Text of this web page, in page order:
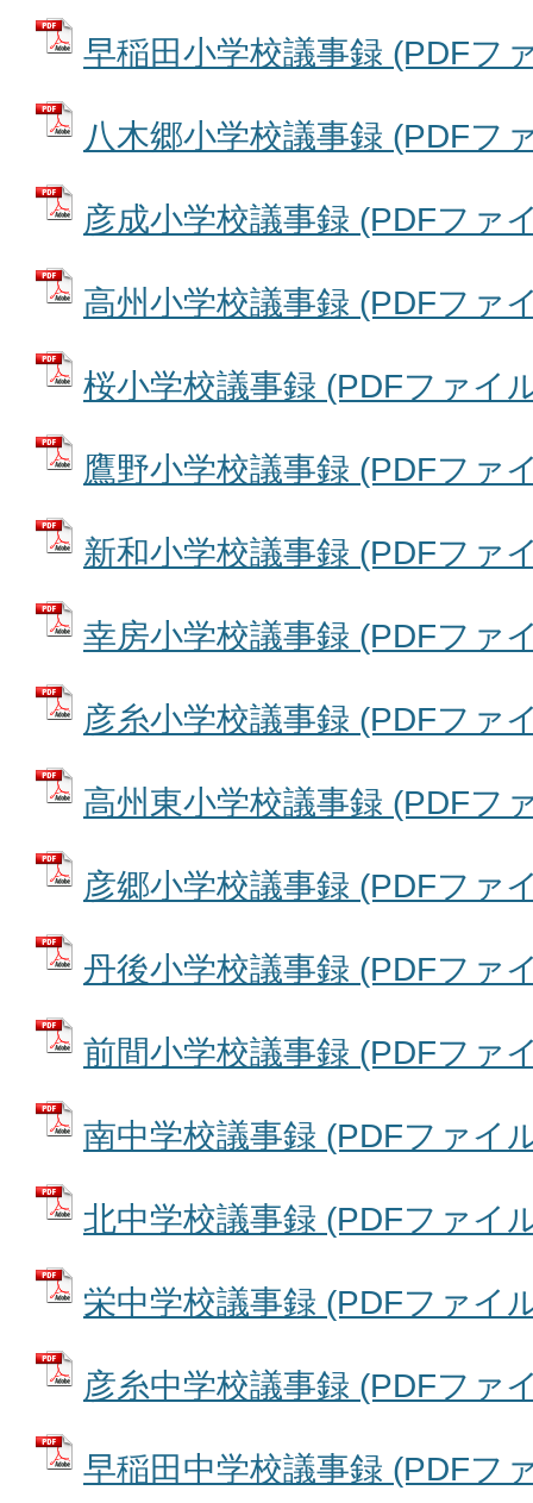
早稲田小学校議事録 (PDFフ
八木郷小学校議事録 (PDFフ
彦成小学校議事録 (PDFファ
高州小学校議事録 (PDFファ
桜小学校議事録 (PDFファイ
鷹野小学校議事録 (PDFファ
新和小学校議事録 (PDFファ
幸房小学校議事録 (PDFファ
彦糸小学校議事録 (PDFファ
高州東小学校議事録 (PDFフ
彦郷小学校議事録 (PDFファ
丹後小学校議事録 (PDFファ
前間小学校議事録 (PDFファ
南中学校議事録 (PDFファイ
北中学校議事録 (PDFファイ
栄中学校議事録 (PDFファイ
彦糸中学校議事録 (PDFファ
早稲田中学校議事録 (PDFフ